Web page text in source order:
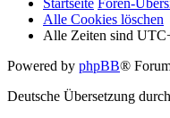
Startseite Foren-
Alle Cookies löschen
Alle Zeiten sind
Powered by phpBB®
Deutsche Übersetzung durch